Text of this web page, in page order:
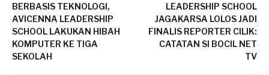
BERBASIS TEKNOLOGI,
AVICENNA LEADERSHIP
SCHOOL LAKUKAN HIBAH
KOMPUTER KE TIGA
SEKOLAH
LEADERSHIP SCHOOL
JAGAKARSA LOLOS JADI
FINALIS REPORTER CILIK:
CATATAN SI BOCIL NET
TV